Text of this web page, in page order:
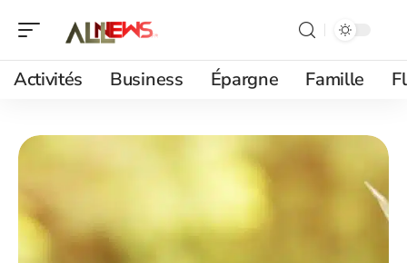
Activités Business Épargne Famille